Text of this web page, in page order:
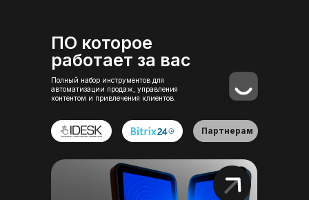
ПО которое
работает за вас
Полный набор инструментов для
автоматизации продаж, управления
контентом и привлечения клиентов.
Партнерам